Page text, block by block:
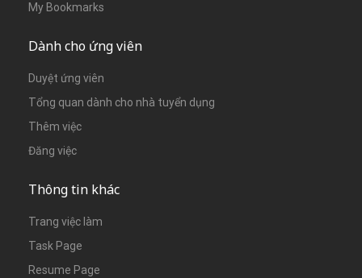
My Bookmarks
Dành cho ứng viên
Duyệt ứng viên
Tổng quan dành cho nhà tuyển dụng
Thêm việc
Đăng việc
Thông tin khác
Trang việc làm
Task Page
Resume Page